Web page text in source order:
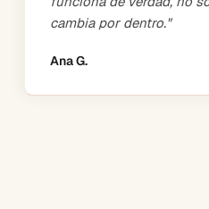
cambia por dentro."
Ana G.